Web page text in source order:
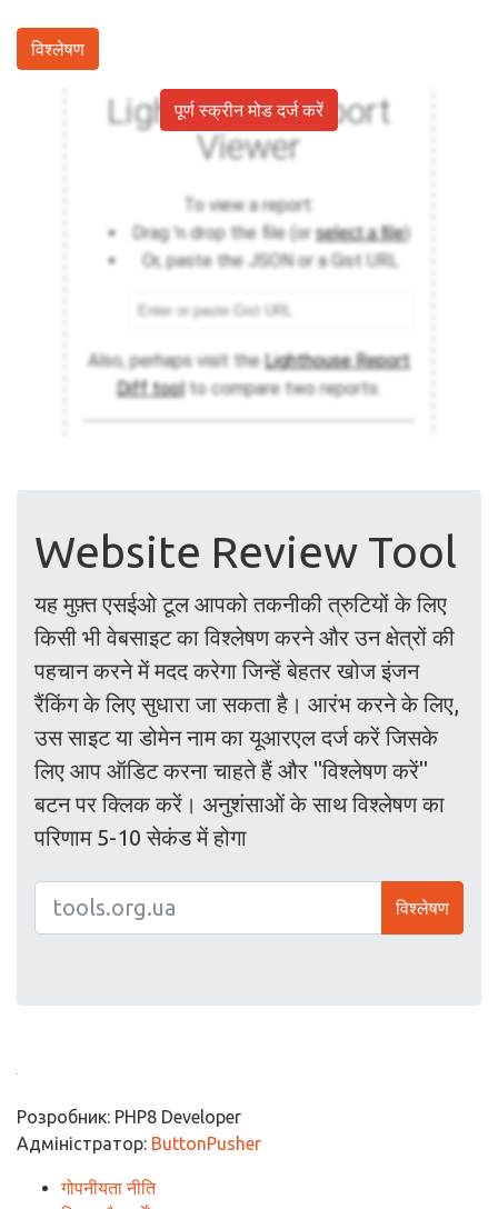
विश्लेषण
पूर्ण स्क्रीन मोड दर्ज करें
Website Review Tool
यह मुफ़्त एसईओ टूल आपको तकनीकी त्रुटियों के लिए
किसी भी वेबसाइट का विश्लेषण करने और उन क्षेत्रों की
पहचान करने में मदद करेगा जिन्हें बेहतर खोज इंजन
रैंकिंग के लिए सुधारा जा सकता है। आरंभ करने के लिए,
उस साइट या डोमेन नाम का यूआरएल दर्ज करें जिसके
लिए आप ऑडिट करना चाहते हैं और "विश्लेषण करें"
बटन पर क्लिक करें। अनुशंसाओं के साथ विश्लेषण का
परिणाम 5-10 सेकंड में होगा
विश्लेषण
Розробник: PHP8 Developer
Адміністратор: ButtonPusher
गोपनीयता नीति